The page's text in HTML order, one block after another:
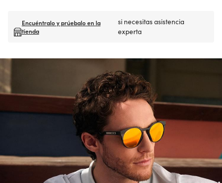
Encuéntralo y prúebalo en la
tienda
si necesitas asistencia
experta